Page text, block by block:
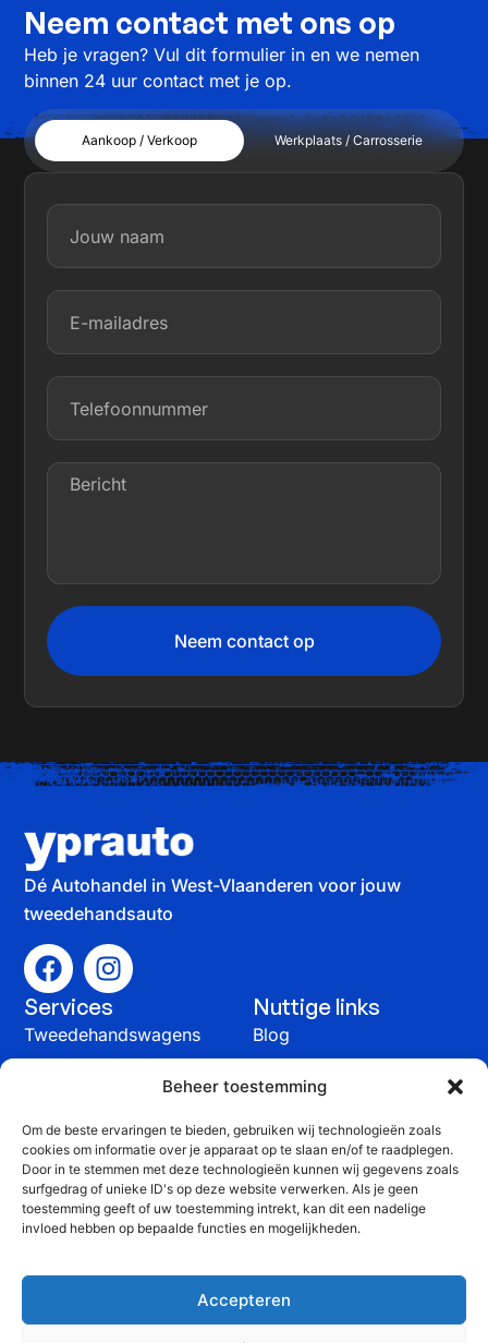
Beheer toestemming
Om de beste ervaringen te bieden, gebruiken wij technologieën zoals
cookies om informatie over je apparaat op te slaan en/of te raadplegen.
Door in te stemmen met deze technologieën kunnen wij gegevens zoals
surfgedrag of unieke ID's op deze website verwerken. Als je geen
toestemming geeft of uw toestemming intrekt, kan dit een nadelige
invloed hebben op bepaalde functies en mogelijkheden.
Accepteren
Neem contact met ons op
Heb je vragen? Vul dit formulier in en we nemen
binnen 24 uur contact met je op.
Aankoop / Verkoop Werkplaats / Carrosserie
Neem contact op
Dé Autohandel in West-Vlaanderen voor jouw
tweedehandsauto
Services
Tweedehandswagens
herstelling
Nuttige links
Blog
Contact
Contact
+32 51 815 816
info@yprauto.be
BTW: BE 0464 903 776